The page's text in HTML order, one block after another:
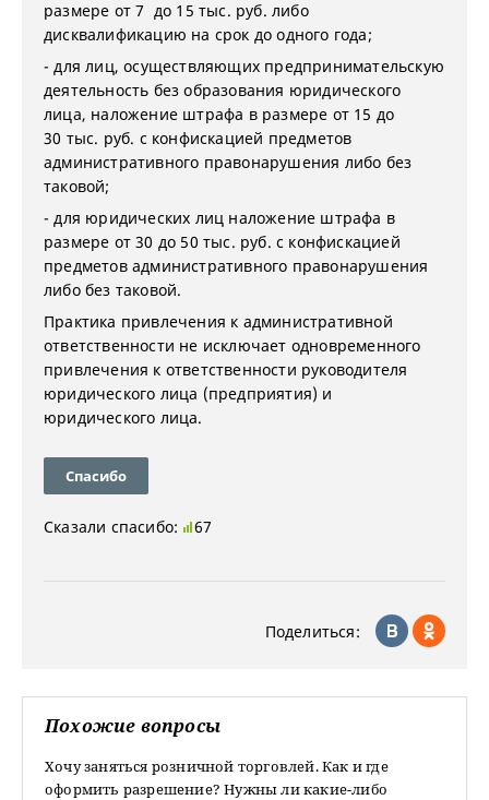
размере от 7 до 15 тыс. руб. либо
дисквалификацию на срок до одного года;
- для лиц, осуществляющих предпринимательскую
деятельность без образования юридического
лица, наложение штрафа в размере от 15 до
30 тыс. руб. с конфискацией предметов
административного правонарушения либо без
таковой;
- для юридических лиц наложение штрафа в
размере от 30 до 50 тыс. руб. с конфискацией
предметов административного правонарушения
либо без таковой.
Практика привлечения к административной
ответственности не исключает одновременного
привлечения к ответственности руководителя
юридического лица (предприятия) и
юридического лица.
Спасибо
Сказали спасибо: 67
Поделиться:
Похожие вопросы
Хочу заняться розничной торговлей. Как и где
оформить разрешение? Нужны ли какие-либо